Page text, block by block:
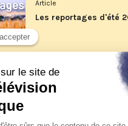
Article
Les reportages d'été
La visite pastorale du
XIV à Assise à suivre
jeudi 6 août